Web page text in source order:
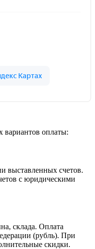
вариантов оплаты:
выставленных счетов.
с юридическими
склада. Оплата
(рубль). При
скидки.